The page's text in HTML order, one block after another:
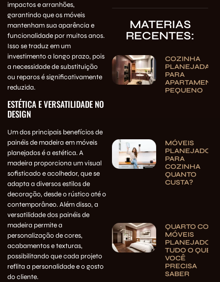
impactos e arranhões,
garantindo que os móveis
mantenham sua aparência e
funcionalidade por muitos anos.
Isso se traduz em um
investimento a longo prazo, pois
a necessidade de substituição
ou reparos é significativamente
reduzida.
ESTÉTICA E VERSATILIDADE NO
DESIGN
Um dos principais benefícios de
painéis de madeira em móveis
planejados é a estética. A
madeira proporciona um visual
sofisticado e acolhedor, que se
adapta a diversos estilos de
decoração, desde o rústico até o
contemporâneo. Além disso, a
versatilidade dos painéis de
madeira permite a
personalização de cores,
acabamentos e texturas,
possibilitando que cada projeto
reflita a personalidade e o gosto
do cliente.
MATERIAS
RECENTES:
COZINHA
PLANEJADA
PARA
PEQUENO
MÓVEIS
PLANEJADOS
PARA
COZINHA
QUANTO
CUSTA?
QUARTO COM
MÓVEIS
PLANEJADOS:
TUDO O QUE
VOCÊ
PRECISA
SABER